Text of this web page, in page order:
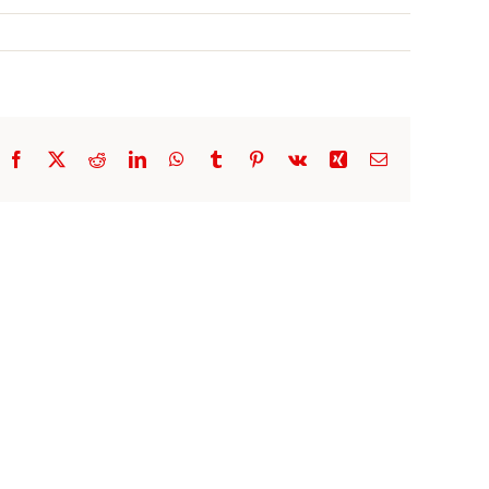
Facebook Reddit LinkedInWhatsApp
TumblrPinterest
Vk Xing